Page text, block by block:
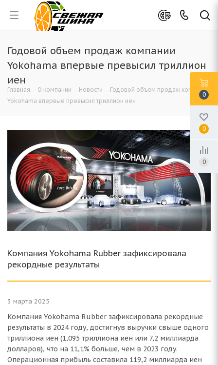
Годовой объем продаж компании
Yokohama впервые превысил триллион
иен
Главная - О компании - Новости - Годовой объем продаж компании
Yokohama впервые превысил триллион иен
Компания Yokohama Rubber зафиксировала
рекордные результаты
3 марта 2025
Компания Yokohama Rubber зафиксировала рекордные
результаты в 2024 году, достигнув выручки свыше одного
триллиона иен (1,095 триллиона иен или 7,2 миллиарда
долларов), что на 11,1% больше, чем в 2023 году.
Операционная прибыль составила 119,2 миллиарда иен
0
0
0